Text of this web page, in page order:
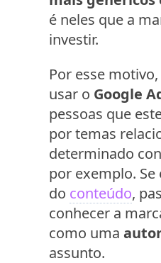
é neles que a
investir.
Por esse
usar o Google
pessoas que
por temas
determinado
por exemplo.
do conteúdo,
conhecer a
como uma
assunto.